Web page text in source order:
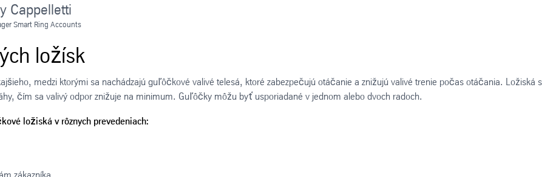
Cappelletti
Smart Ring Accounts
ložísk
medzi ktorými sa nachádzajú guľôčkové valivé telesá, ktoré zabezpečujú otáčanie a znižujú valivé trenie počas otáčania. Ložiská
čím sa valivý odpor znižuje na minimum. Guľôčky môžu byť usporiadané v jednom alebo dvoch radoch.
ložiská v rôznych prevedeniach: